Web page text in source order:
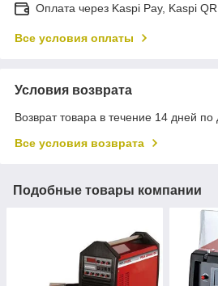
Оплата через Kaspi Pay, Kaspi
Все условия оплаты
Условия возврата
Возврат товара в течение 14 дней по
Все условия возврата
Подобные товары компании